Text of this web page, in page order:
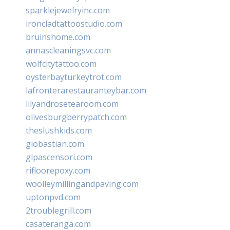
sparklejewelryinc.com
ironcladtattoostudio.com
bruinshome.com
annascleaningsvc.com
wolfcitytattoo.com
oysterbayturkeytrot.com
lafronterarestauranteybar.com
lilyandrosetearoom.com
olivesburgberrypatch.com
theslushkids.com
giobastian.com
glpascensori.com
rifloorepoxy.com
woolleymillingandpaving.com
uptonpvd.com
2troublegrill.com
casateranga.com